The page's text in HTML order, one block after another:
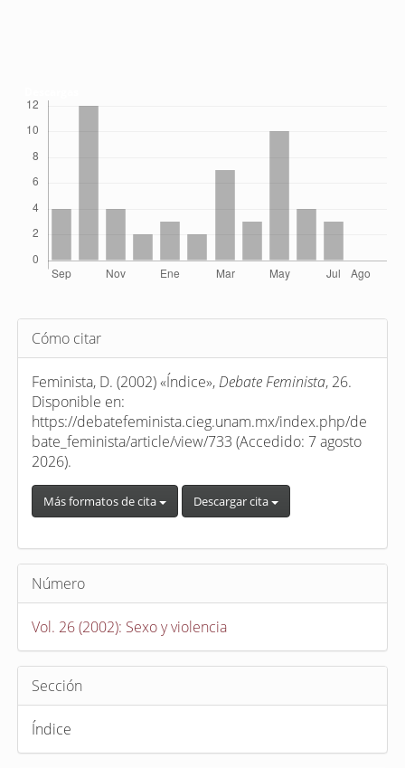
Detalles
del
artículo
Cómo citar
Feminista, D. (2002) «Índice», Debate Feminista, 26.
Disponible en:
https://debatefeminista.cieg.unam.mx/index.php/de
bate_feminista/article/view/733 (Accedido: 7 agosto
2026).
Más formatos de cita Descargar cita
Número
Vol. 26 (2002): Sexo y violencia
Sección
Índice